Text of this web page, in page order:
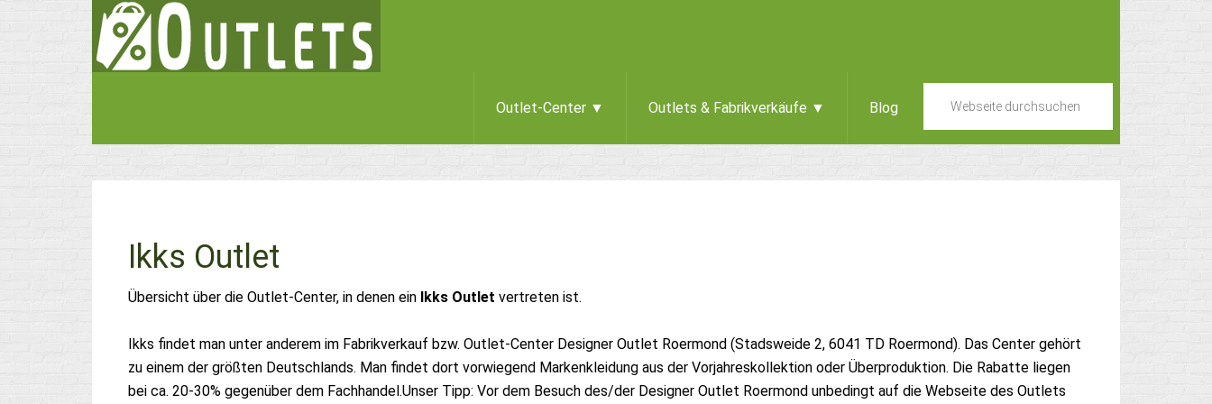
Outlet-Center ▼ Outlets & Fabrikverkäufe ▼ Blog
Ikks Outlet
Übersicht über die Outlet-Center, in denen ein Ikks Outlet vertreten ist.
Ikks findet man unter anderem im Fabrikverkauf bzw. Outlet-Center Designer Outlet Roermond (Stadsweide 2, 6041 TD Roermond). Das Center gehört
zu einem der größten Deutschlands. Man findet dort vorwiegend Markenkleidung aus der Vorjahreskollektion oder Überproduktion. Die Rabatte liegen
bei ca. 20-30% gegenüber dem Fachhandel.Unser Tipp: Vor dem Besuch des/der Designer Outlet Roermond unbedingt auf die Webseite des Outlets